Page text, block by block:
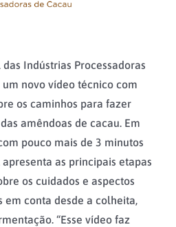
Indústrias Processadoras
um novo vídeo técnico com
os caminhos para fazer
amêndoas de cacau. Em
pouco mais de 3 minutos
as principais etapas
os cuidados e aspectos
em conta desde a colheita,
“Esse vídeo faz